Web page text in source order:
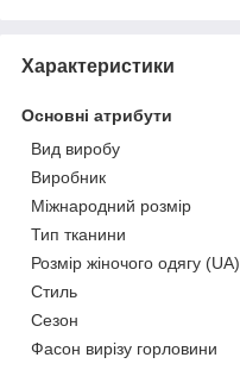
Характеристики
Основні атрибути
Вид виробу
Виробник
Міжнародний розмір
Тип тканини
Розмір жіночого одягу (UA)
Стиль
Сезон
Фасон вирізу горловини